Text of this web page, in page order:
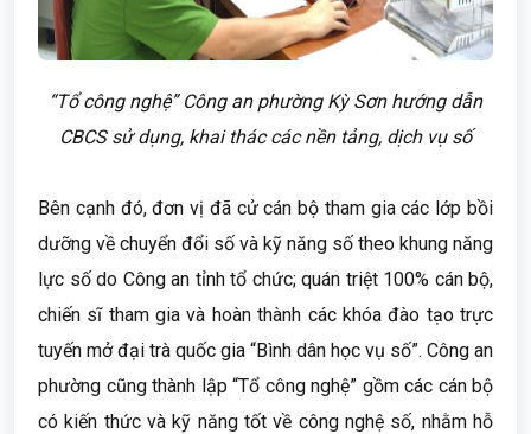
“Tổ công nghệ” Công an phường Kỳ Sơn hướng dẫn
CBCS sử dụng, khai thác các nền tảng, dịch vụ số
Bên cạnh đó, đơn vị đã cử cán bộ tham gia các lớp bồi
dưỡng về chuyển đổi số và kỹ năng số theo khung năng
lực số do Công an tỉnh tổ chức; quán triệt 100% cán bộ,
chiến sĩ tham gia và hoàn thành các khóa đào tạo trực
tuyến mở đại trà quốc gia “Bình dân học vụ số”. Công an
phường cũng thành lập “Tổ công nghệ” gồm các cán bộ
có kiến thức và kỹ năng tốt về công nghệ số, nhằm hỗ